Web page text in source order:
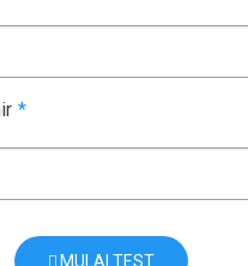
*
MULAI TEST